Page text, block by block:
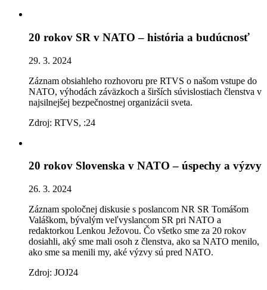
20 rokov SR v NATO – história a budúcnosť
29. 3. 2024
Záznam obsiahleho rozhovoru pre RTVS o našom vstupe do
NATO, výhodách záväzkoch a širších súvislostiach členstva v
najsilnejšej bezpečnostnej organizácii sveta.
Zdroj: RTVS, :24
20 rokov Slovenska v NATO – úspechy a výzvy
26. 3. 2024
Záznam spoločnej diskusie s poslancom NR SR Tomášom
Valáškom, bývalým veľvyslancom SR pri NATO a
redaktorkou Lenkou Ježovou. Čo všetko sme za 20 rokov
dosiahli, aký sme mali osoh z členstva, ako sa NATO menilo,
ako sme sa menili my, aké výzvy sú pred NATO.
Zdroj: JOJ24